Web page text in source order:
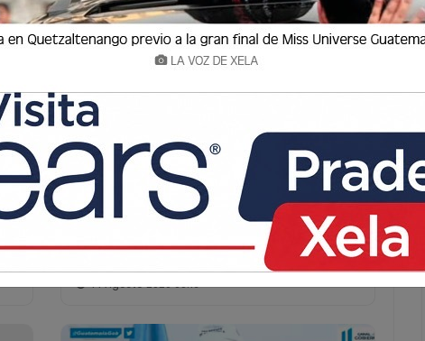
Tres años de ser la voz de toda
14 Agosto 2020 08:16